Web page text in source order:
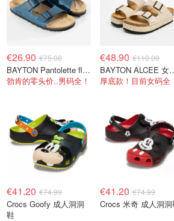
€26.90 €75.00
BAYTON Pantolette flach 蓝色拖鞋
勃肯的零头价..男码全！
€48.90 €110.00
BAYTON
厚底款！目前女码全
€41.20 €74.99
Crocs Goofy 成人洞洞
鞋
€41.20 €74.99
Crocs 米奇 成人洞